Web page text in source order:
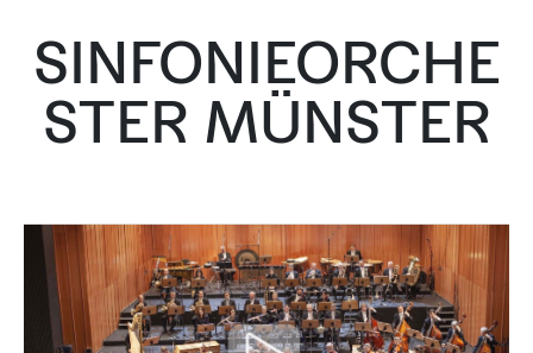
SINFONIEORCHE
STER MÜNSTER